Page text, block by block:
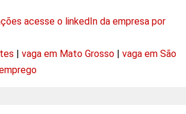
acesse o linkedIn da empresa por
vaga em Mato Grosso
vaga em São